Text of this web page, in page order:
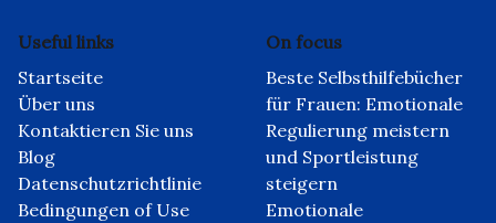
Useful links
Startseite
Über uns
Kontaktieren Sie uns
Blog
Datenschutzrichtlinie
Bedingungen of Use
On focus
Beste Selbsthilfebücher
für Frauen: Emotionale
Regulierung meistern
und Sportleistung
steigern
Emotionale